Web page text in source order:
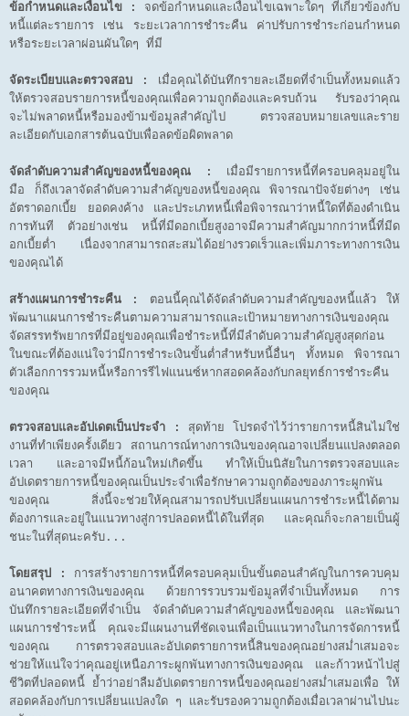
ข้อกำหนดและเงื่อนไข :
จดข้อกำหนดและเงื่อนไขเฉพาะใดๆ ที่เกี่ยวข้องกับ
หนี้แต่ละรายการ เช่น ระยะเวลาการชำระคืน ค่าปรับการชำระก่อนกำหนด
หรือระยะเวลาผ่อนผันใดๆ ที่มี
จัดระเบียบและตรวจสอบ :
เมื่อคุณได้บันทึกรายละเอียดที่จำเป็นทั้งหมดแล้ว
ให้ตรวจสอบรายการหนี้ของคุณเพื่อความถูกต้องและครบถ้วน รับรองว่าคุณ
จะไม่พลาดหนี้หรือมองข้ามข้อมูลสำคัญไป ตรวจสอบหมายเลขและราย
ละเอียดกับเอกสารต้นฉบับเพื่อลดข้อผิดพลาด
จัดลำดับความสำคัญของหนี้ของคุณ :
เมื่อมีรายการหนี้ที่ครอบคลุมอยู่ใน
มือ ก็ถึงเวลาจัดลำดับความสำคัญของหนี้ของคุณ พิจารณาปัจจัยต่างๆ เช่น
อัตราดอกเบี้ย ยอดคงค้าง และประเภทหนี้เพื่อพิจารณาว่าหนี้ใดที่ต้องดำเนิน
การทันที ตัวอย่างเช่น หนี้ที่มีดอกเบี้ยสูงอาจมีความสำคัญมากกว่าหนี้ที่มีด
อกเบี้ยต่ำ เนื่องจากสามารถสะสมได้อย่างรวดเร็วและเพิ่มภาระทางการเงิน
ของคุณได้
สร้างแผนการชำระคืน :
ตอนนี้คุณได้จัดลำดับความสำคัญของหนี้แล้ว ให้
พัฒนาแผนการชำระคืนตามความสามารถและเป้าหมายทางการเงินของคุณ
จัดสรรทรัพยากรที่มีอยู่ของคุณเพื่อชำระหนี้ที่มีลำดับความสำคัญสูงสุดก่อน
ในขณะที่ต้องแน่ใจว่ามีการชำระเงินขั้นต่ำสำหรับหนี้อื่นๆ ทั้งหมด พิจารณา
ตัวเลือกการรวมหนี้หรือการรีไฟแนนซ์หากสอดคล้องกับกลยุทธ์การชำระคืน
ของคุณ
ตรวจสอบและอัปเดตเป็นประจำ :
สุดท้าย โปรดจำไว้ว่ารายการหนี้สินไม่ใช่
งานที่ทำเพียงครั้งเดียว สถานการณ์ทางการเงินของคุณอาจเปลี่ยนแปลงตลอด
เวลา และอาจมีหนี้ก้อนใหม่เกิดขึ้น ทำให้เป็นนิสัยในการตรวจสอบและ
อัปเดตรายการหนี้ของคุณเป็นประจำเพื่อรักษาความถูกต้องของภาระผูกพัน
ของคุณ สิ่งนี้จะช่วยให้คุณสามารถปรับเปลี่ยนแผนการชำระหนี้ได้ตาม
ต้องการและอยู่ในแนวทางสู่การปลอดหนี้ได้ในที่สุด และคุณก็จะกลายเป็นผู้
ชนะในที่สุดนะครับ...
โดยสรุป :
การสร้างรายการหนี้ที่ครอบคลุมเป็นขั้นตอนสำคัญในการควบคุม
อนาคตทางการเงินของคุณ ด้วยการรวบรวมข้อมูลที่จำเป็นทั้งหมด การ
บันทึกรายละเอียดที่จำเป็น จัดลำดับความสำคัญของหนี้ของคุณ และพัฒนา
แผนการชำระหนี้ คุณจะมีแผนงานที่ชัดเจนเพื่อเป็นแนวทางในการจัดการหนี้
ของคุณ การตรวจสอบและอัปเดตรายการหนี้สินของคุณอย่างสม่ำเสมอจะ
ช่วยให้แน่ใจว่าคุณอยู่เหนือภาระผูกพันทางการเงินของคุณ และก้าวหน้าไปสู่
ชีวิตที่ปลอดหนี้ ย้ำว่าอย่าลืมอัปเดตรายการหนี้ของคุณอย่างสม่ำเสมอเพื่อ ให้
สอดคล้องกับการเปลี่ยนแปลงใด ๆ และรับรองความถูกต้องเมื่อเวลาผ่านไปนะ